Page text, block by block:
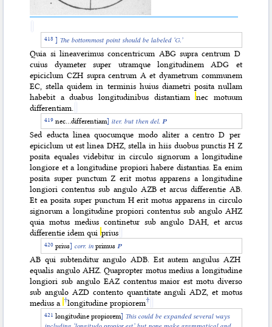
] The bottommost point should be labeled ‘G.’
Quia si lineaverimus concentricum ABG supra centrum D
cuius dyameter super utramque longitudinem ADG et
epiciclum CZH supra centrum A et dyametrum communem
EC, stella quidem in terminis huius diametri posita nullam
habebit a duabus longitudinibus distantiam
nec motuum
differentiam.
nec…differentiam] iter. but then del. P
Sed educta linea quocumque modo aliter a centro D per
epiciclum ut est linea DHZ, stella in hiis duobus punctis H Z
posita equales videbitur in circulo signorum a longitudine
longiore et a longitudine propiori habere distantias. Ea enim
posita super punctum Z erit motus apparens a longitudine
longiori contentus sub angulo AZB et arcus differentie AB.
Et ea posita super punctum H erit motus apparens in circulo
signorum a longitudine propiori contentus sub angulo AHZ
quia motus medius continetur sub angulo DAH, et arcus
differentie idem qui prius
prius] corr. inprimus P
AB qui subtenditur angulo ADB. Est autem angulus AZH
equalis angulo AHZ. Quapropter motus medius a longitudine
longiori sub angulo EAZ contentus maior est motu diverso
sub angulo AZD contento quantitate anguli ADZ, et motus
medius a †longitudine propiorem†
longitudine propiorem] This could be expanded several ways